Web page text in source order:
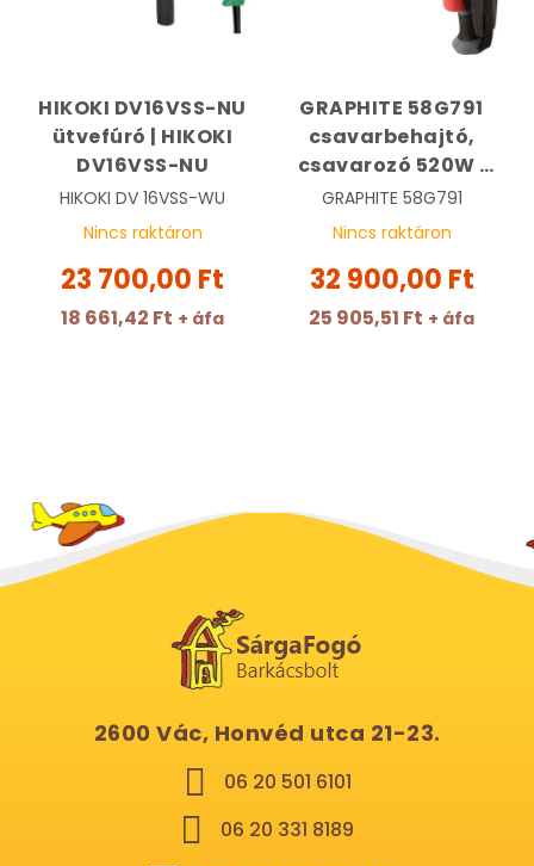
HIKOKI DV16VSS-NU
ütvefúró | HIKOKI
DV16VSS-NU
HIKOKI DV 16VSS-WU
Nincs raktáron
23 700,00 Ft
18 661,42 Ft + áfa
GRAPHITE 58G791
csavarbehajtó,
csavarozó 520W |
GRAPHITE 58G791
GRAPHITE 58G791
Nincs raktáron
32 900,00 Ft
25 905,51 Ft + áfa
2600 Vác, Honvéd utca 21-23.
06 20 501 6101
06 20 331 8189